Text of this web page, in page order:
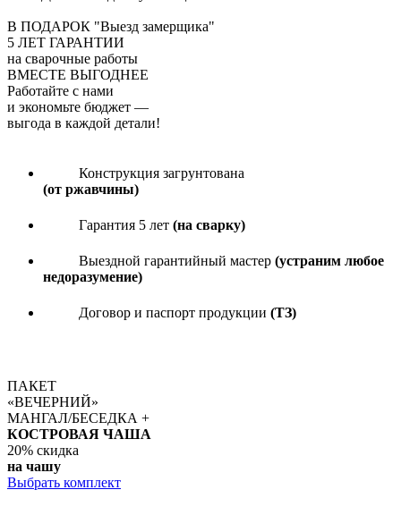
В ПОДАРОК "Выезд замерщика"
5 ЛЕТ ГАРАНТИИ
на сварочные работы
ВМЕСТЕ ВЫГОДНЕЕ
Работайте с нами
и экономьте бюджет —
выгода в каждой детали!
Конструкция загрунтована
(от ржавчины)
Гарантия 5 лет (на сварку)
Выездной гарантийный мастер (устраним любое
недоразумение)
Договор и паспорт продукции (ТЗ)
ПАКЕТ
«ВЕЧЕРНИЙ»
МАНГАЛ/БЕСЕДКА +
КОСТРОВАЯ ЧАША
20% скидка
на чашу
Выбрать комплект